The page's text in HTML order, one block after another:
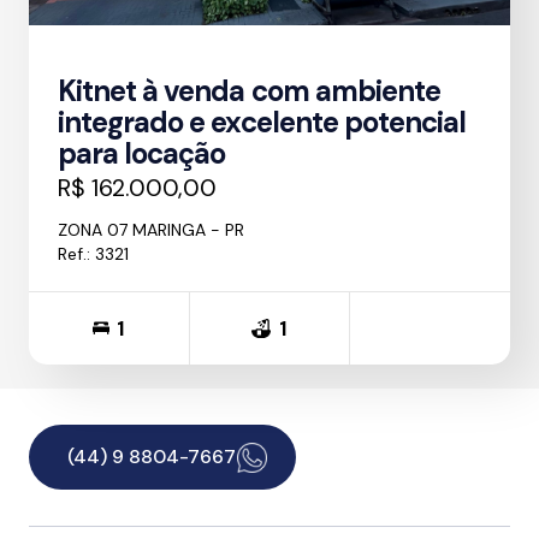
Kitnet à venda com ambiente
integrado e excelente potencial
para locação
R$ 162.000,00
ZONA 07 MARINGA - PR
Ref.: 3321
1 1
(44) 9 8804-7667